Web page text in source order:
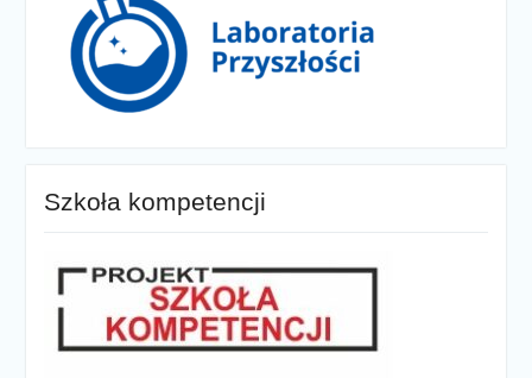
Szkoła kompetencji